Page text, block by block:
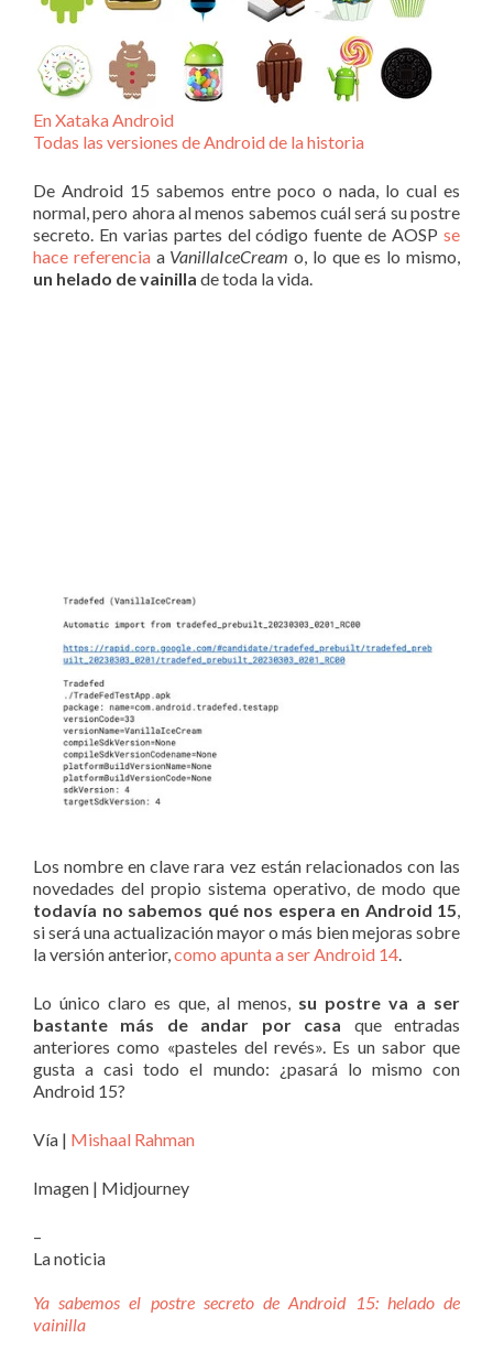
En Xataka Android
Todas las versiones de Android de la historia
De Android 15 sabemos entre poco o nada, lo cual es
normal, pero ahora al menos sabemos cuál será su postre
secreto. En varias partes del código fuente de AOSP se
hace referenciaa VanillaIceCream o, lo que es lo mismo,
un helado de vainilla de toda la vida.
Los nombre en clave rara vez están relacionados con las
novedades del propio sistema operativo, de modo que
todavía no sabemos qué nos espera en Android 15,
si será una actualización mayor o más bien mejoras sobre
la versión anterior,como apunta a ser Android 14.
Lo único claro es que, al menos, su postre va a ser
bastante más de andar por casa que entradas
anteriores como «pasteles del revés». Es un sabor que
gusta a casi todo el mundo: ¿pasará lo mismo con
Android 15?
Vía | Mishaal Rahman
Imagen | Midjourney
–
La noticia
Ya sabemos el postre secreto de Android 15: helado de
vainilla